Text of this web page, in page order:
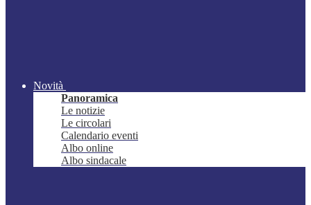
Novità
Panoramica
Le notizie
Le circolari
Calendario eventi
Albo online
Albo sindacale